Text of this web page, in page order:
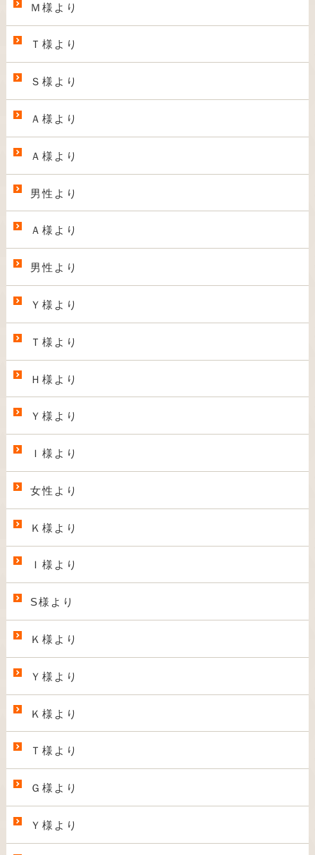
Ｍ様より
Ｔ様より
Ｓ様より
Ａ様より
Ａ様より
男性より
Ａ様より
男性より
Ｙ様より
Ｔ様より
Ｈ様より
Ｙ様より
Ｉ様より
女性より
Ｋ様より
Ｉ様より
S様より
Ｋ様より
Ｙ様より
Ｋ様より
Ｔ様より
Ｇ様より
Ｙ様より